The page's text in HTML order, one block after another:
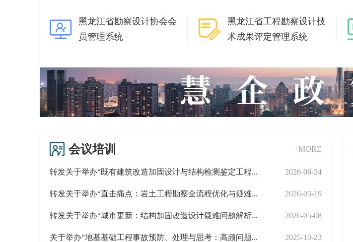
黑龙江省勘察设计协会会
员管理系统
黑龙江省工程勘察设计技
术成果评定管理系统
+MORE
会议培训
2026-06-24
转发关于举办“既有建筑改造加固设计与结构检测鉴定工程...
2026-05-19
转发关于举办“直击痛点：岩土工程勘察全流程优化与疑难...
2026-05-08
转发关于举办“城市更新：结构加固改造设计疑难问题解析...
2025-10-23
关于举办“地基基础工程事故预防、处理与思考：高频问题...